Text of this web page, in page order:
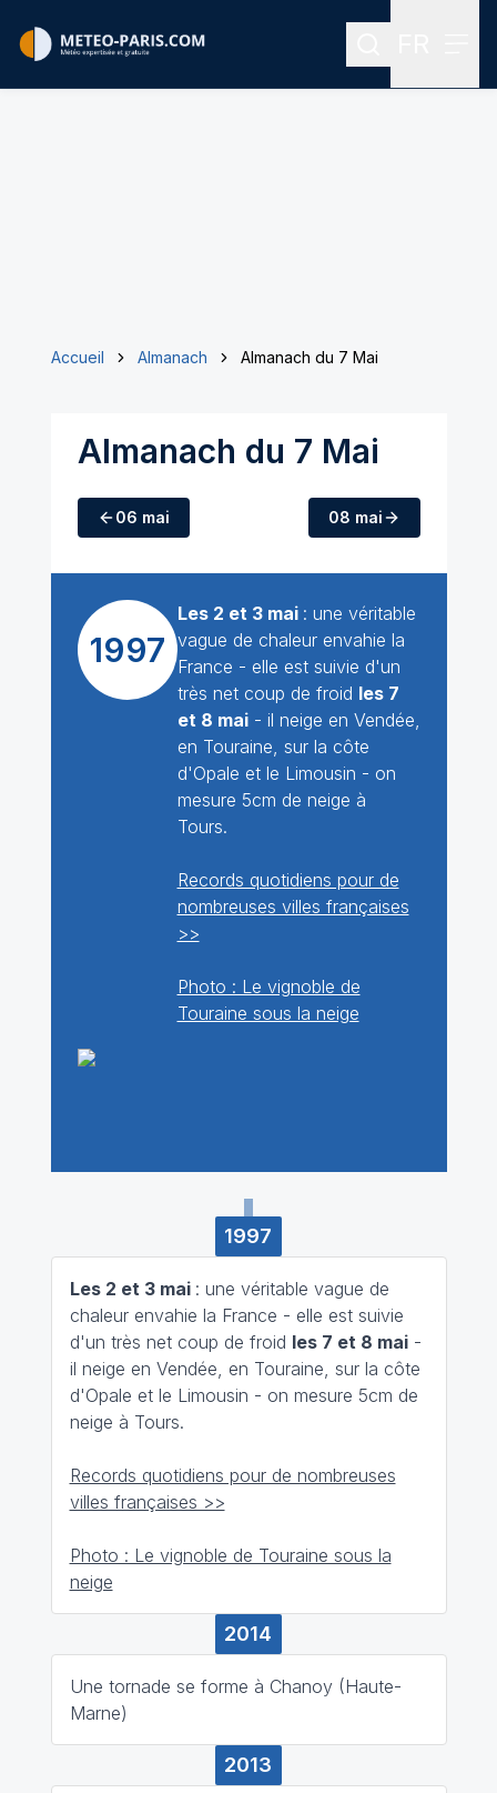
Rechercher
Accueil Almanach Almanach du 7 Mai
Almanach du 7 Mai
06 mai 08 mai
1997
Les 2 et 3 mai : une véritable
vague de chaleur envahie la
France - elle est suivie d'un
très net coup de froid les 7
et 8 mai- il neige en Vendée,
en Touraine, sur la côte
d'Opale et le Limousin - on
mesure 5cm de neige à
Tours.
Records quotidiens pour de
nombreuses villes françaises
>>
Photo : Le vignoble de
Touraine sous la neige
1997
Les 2 et 3 mai : une véritable vague de
chaleur envahie la France - elle est suivie
d'un très net coup de froid les 7 et 8 mai-
il neige en Vendée, en Touraine, sur la côte
d'Opale et le Limousin - on mesure 5cm de
neige à Tours.
Records quotidiens pour de nombreuses
villes françaises >>
Photo : Le vignoble de Touraine sous la
neige
2014
Une tornade se forme à Chanoy (Haute-
Marne)
2013